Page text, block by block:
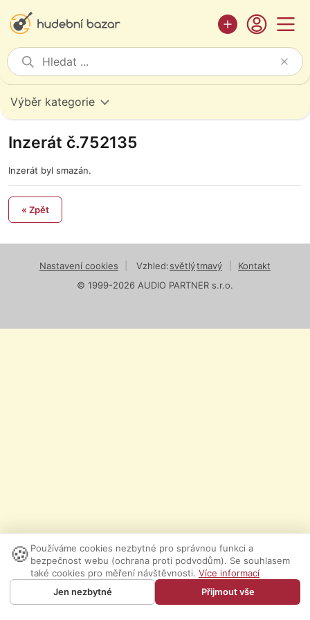
Výběr kategorie
Inzerát č.752135
Inzerát byl smazán.
« Zpět
Nastavení cookies Vzhled:světlýtmavý
Kontakt
© 1999-2026 AUDIO PARTNER s.r.o.
🍪 Používáme cookies nezbytné pro správnou funkci a
bezpečnost webu (ochrana proti podvodům). Se souhlasem
také cookies pro měření návštěvnosti. Více informací
Jen nezbytné
Přijmout vše